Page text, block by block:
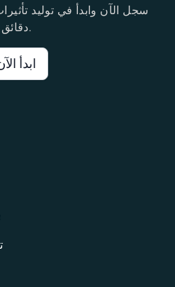
سجل الآن وابدأ في توليد
دقائق.
ابدأ